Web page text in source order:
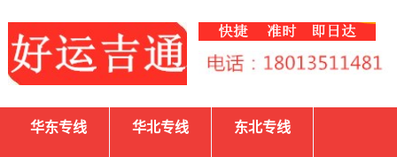
华东专线 华北专线 东北专线